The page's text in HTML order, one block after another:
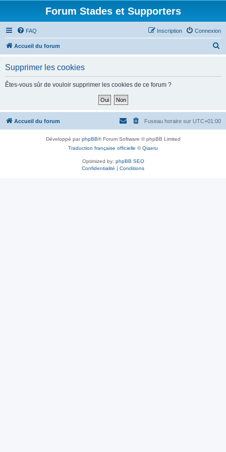
Forum Stades et Supporters
FAQ Connexion
Inscription
Accueil du forum
h
Supprimer les cookies
Êtes-vous sûr de vouloir supprimer les cookies de ce forum ?
Accueil du forum Fuseau horaire sur UTC+01:00
Développé parphpBB® Forum Software © phpBB Limited
Traduction française officielle ©Qiaeru
Optimized by: phpBB SEO
Confidentialité | Conditions